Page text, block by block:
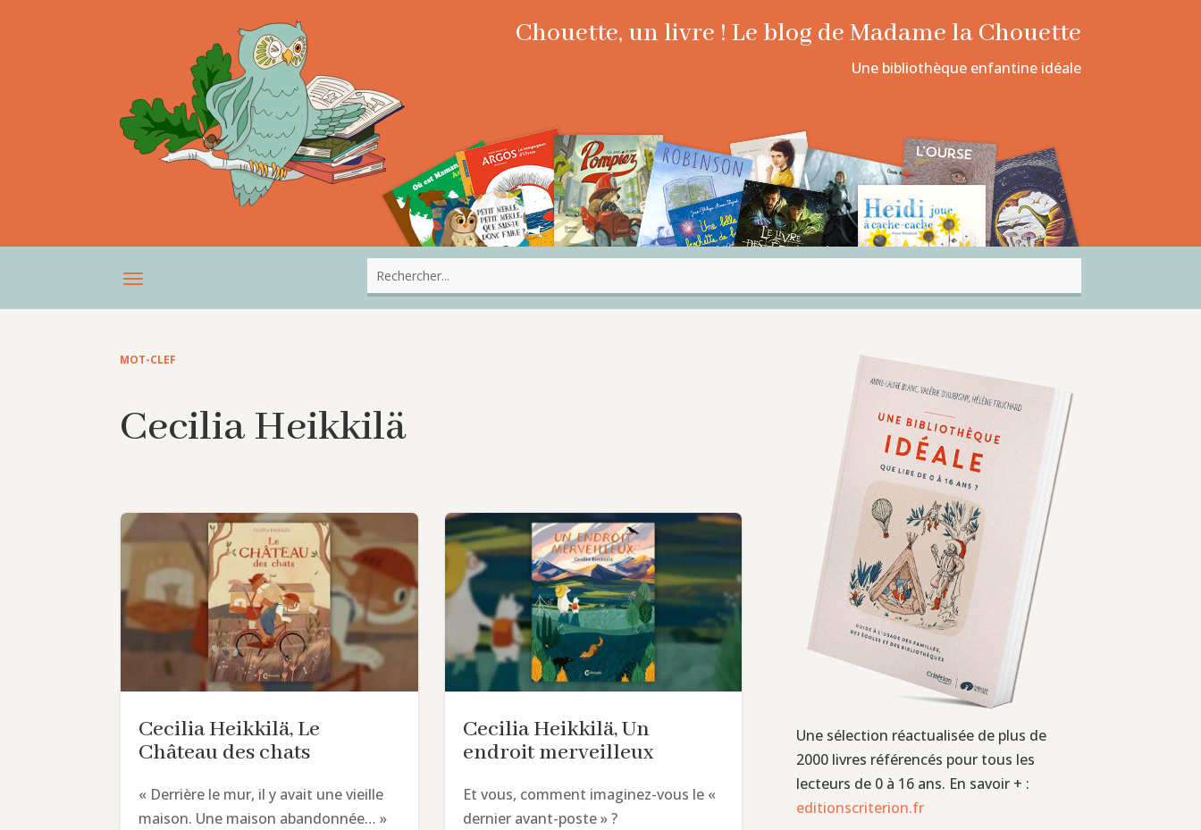
Chouette, un livre ! Le blog de Madame la Chouette
Une bibliothèque enfantine idéale
MOT-CLEF
Cecilia Heikkilä
Cecilia Heikkilä, Le
Château des chats
« Derrière le mur, il y avait une vieille
maison. Une maison abandonnée… »
Cecilia Heikkilä, Un
endroit merveilleux
Et vous, comment imaginez-vous le «
dernier avant-poste » ?
Une sélection réactualisée de plus de
2000 livres référencés pour tous les
lecteurs de 0 à 16 ans. En savoir + :
editionscriterion.fr